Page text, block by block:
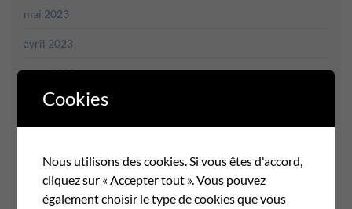
mai 2023
avril 2023
mars 2023
février 2023
décembre 2022
novembre 2022
Cookies
Nous utilisons des cookies. Si vous êtes d'accord,
cliquez sur « Accepter tout ». Vous pouvez
également choisir le type de cookies que vous